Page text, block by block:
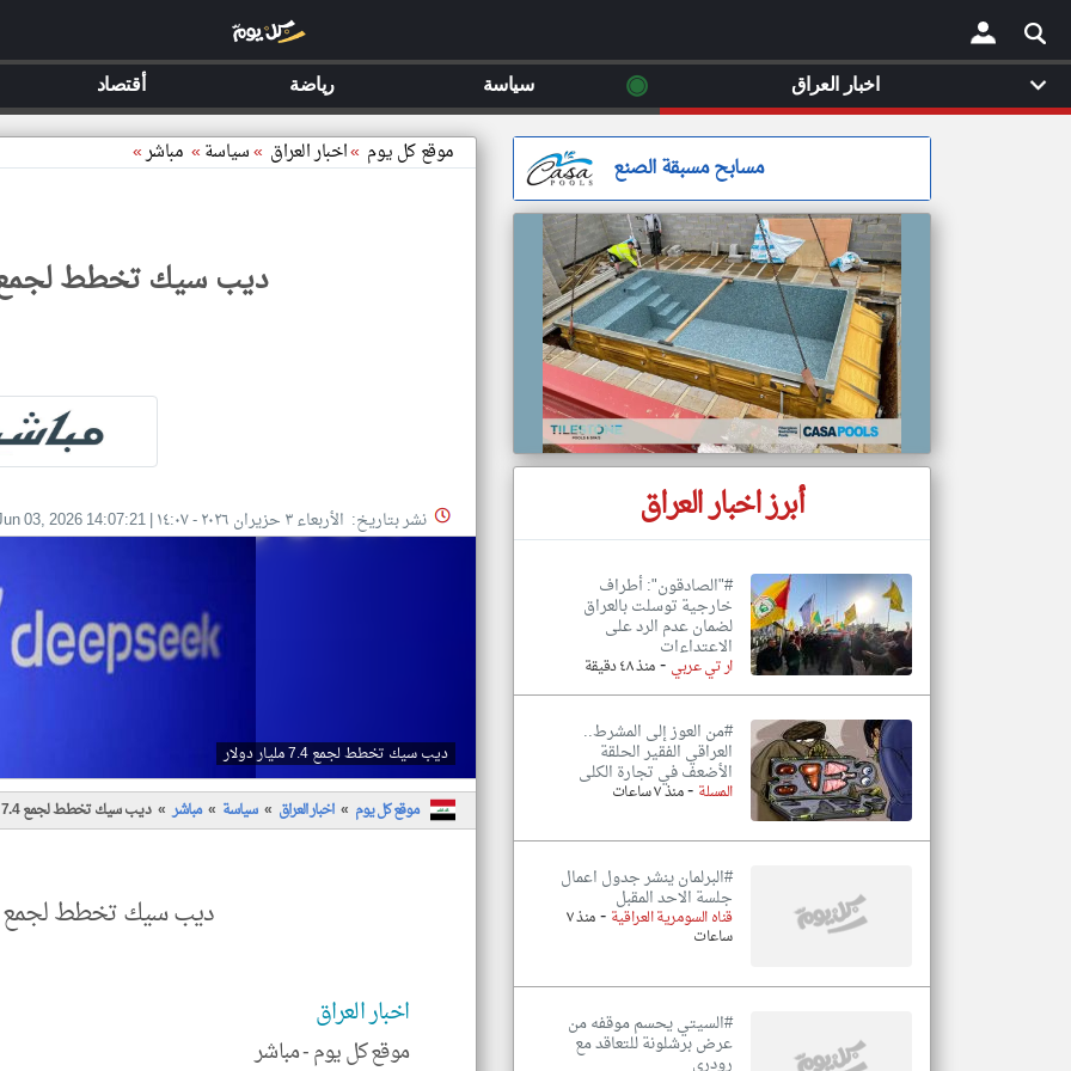
× موقع كل يوم »اخبار العراق »سياسة» مباشر»
ديب سيك تخطط لجمع 7.4 مليار
نشر بتاريخ: الأربعاء ٣ حزيران ٢٠٢٦ - ١٤:٠٧ |
03, 2026 14:07:21
ديب سيك تخطط لجمع 7.4 مليار دولار
موقع كل يوم اخبار العراق سياسة مباشر ديب سيك تخطط لجمع 7.4 مليار دولار
ديب سيك تخطط لجمع 7.4 مليار
اخبار العراق
موقع كل يوم -مباشر
مسابح مسبقة الصنع
أبرز اخبار العراق
#"الصادقون": أطراف
خارجية توسلت بالعراق
لضمان عدم الرد على
الاعتداءات
ار تي عربي -منذ ٤٨ دقيقة
#من العوز إلى المشرط..
العراقي الفقير الحلقة
الأضعف في تجارة الكلى
المسلة -منذ ٧ ساعات
#البرلمان ينشر جدول اعمال
جلسة الاحد المقبل
قناه السومرية العراقية - منذ ٧
ساعات
#السيتي يحسم موقفه من
عرض برشلونة للتعاقد مع
رودري
اخبار العراق ◉ سياسة رياضة أقتصاد